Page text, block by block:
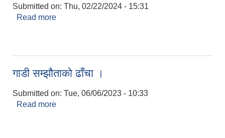
Submitted on: Thu, 02/22/2024 - 15:31
Read more
गाडी सम्झौताको ढाँचा ।
Submitted on: Tue, 06/06/2023 - 10:33
Read more